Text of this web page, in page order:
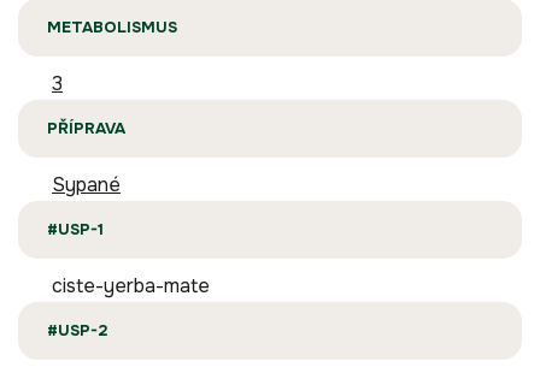
METABOLISMUS
3
PŘÍPRAVA
Sypané
#USP-1
ciste-yerba-mate
#USP-2